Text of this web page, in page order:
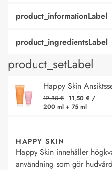
product_informationLabel
product_ingredientsLabel
product_setLabel
Happy Skin
12,80 € 11,50 € /
200 ml + 75 ml
HAPPY SKIN
Happy Skin innehåller
användning som gör